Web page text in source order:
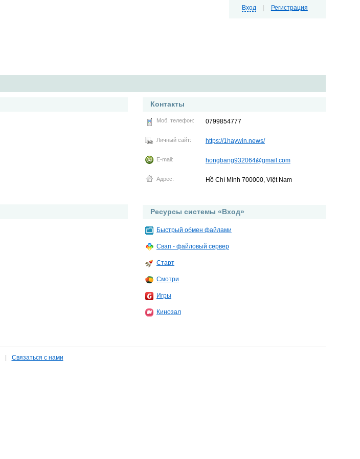
Вход Регистрация
Контакты
Моб. телефон: 0799854777
Личный сайт: https://1haywin.news/
E-mail: hongbang932064@gmail.com
Адрес: Hồ Chí Minh 700000, Việt Nam
Ресурсы системы «Вход»
Быстрый обмен файлами
Свап - файловый сервер
Старт
Смотри
Игры
Кинозал
Связаться с нами